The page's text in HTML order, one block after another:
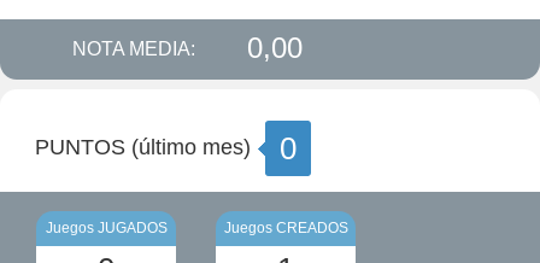
NOTA MEDIA: 0,00
PUNTOS (último mes) 0
Juegos JUGADOS Juegos CREADOS